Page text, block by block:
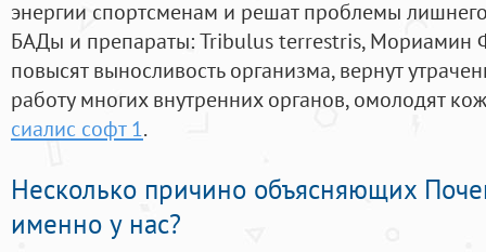
энергии спортсменам и решат проблемы
БАДы и препараты:Tribulus terrestris, Мориамин
повысят выносливость организма, вернут
работу многих внутренних органов, омолодят
сиалис софт 1.
Несколько причино объясняющих
именно у нас?